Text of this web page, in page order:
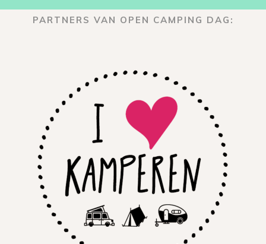
PARTNERS VAN OPEN CAMPING DAG: